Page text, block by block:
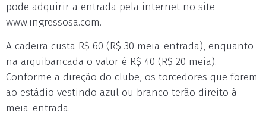
pode adquirir a entrada pela internet no site
www.ingressosa.com.
A cadeira custa R$ 60 (R$ 30 meia-entrada), enquanto
na arquibancada o valor é R$ 40 (R$ 20 meia).
Conforme a direção do clube, os torcedores que forem
ao estádio vestindo azul ou branco terão direito à
meia-entrada.